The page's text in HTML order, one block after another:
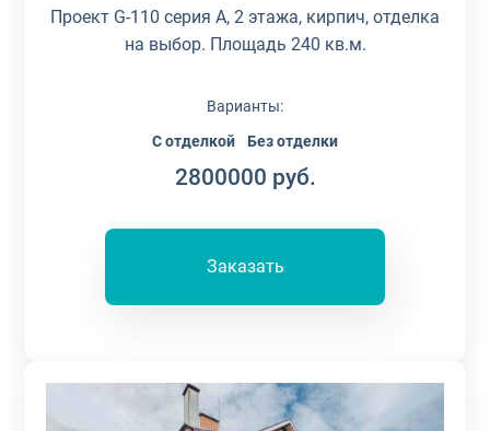
Проект G-110 серия А, 2 этажа, кирпич, отделка
на выбор. Площадь 240 кв.м.
Варианты:
С отделкой
Без отделки
2800000 руб.
Заказать